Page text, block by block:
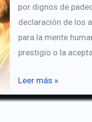
por dignos de
declaración de los
para la mente
prestigio o la
Dignos
Indignos
Leer más »